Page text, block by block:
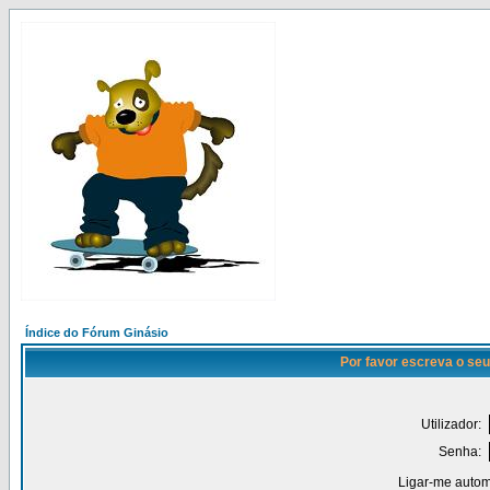
Índice do Fórum Ginásio
Por favor escreva o
Utilizador:
Senha:
Ligar-me